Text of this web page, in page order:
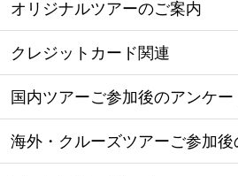
オリジナルツアーのご案内
クレジットカード関連
国内ツアーご参加後のアンケー
海外・クルーズツアーご参加後